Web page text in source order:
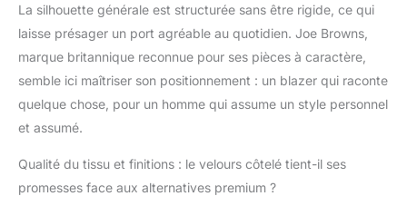
La silhouette générale est structurée sans être rigide, ce qui
laisse présager un port agréable au quotidien. Joe Browns,
marque britannique reconnue pour ses pièces à caractère,
semble ici maîtriser son positionnement : un blazer qui raconte
quelque chose, pour un homme qui assume un style personnel
et assumé.
Qualité du tissu et finitions : le velours côtelé tient-il ses
promesses face aux alternatives premium ?